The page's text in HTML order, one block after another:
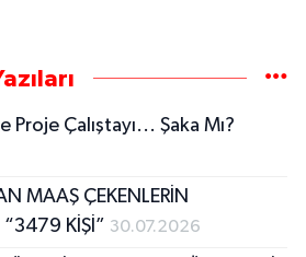
Proje Çalıştayı... Şaka Mı?
MAAŞ ÇEKENLERİN
“3479 KİŞİ” 30.07.2026